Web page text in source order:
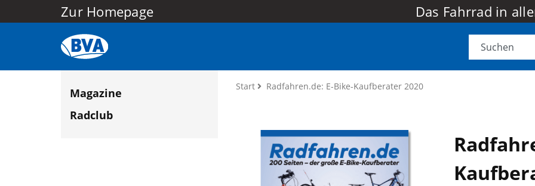
Zur Homepage Das Fahrrad in
Magazine
Radclub
Start Radfahren.de: E-Bike-Kaufberater 2020